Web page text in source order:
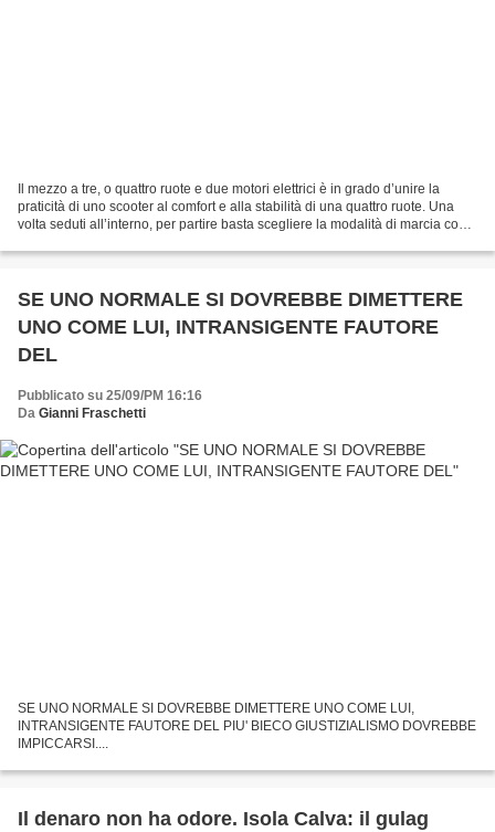
Il mezzo a tre, o quattro ruote e due motori elettrici è in grado d’unire la
praticità di uno scooter al comfort e alla stabilità di una quattro ruote. Una
volta seduti all’interno, per partire basta scegliere la modalità di marcia con
SE UNO NORMALE SI DOVREBBE DIMETTERE
UNO COME LUI, INTRANSIGENTE FAUTORE
DEL
Pubblicato su 25/09/PM 16:16
Da Gianni Fraschetti
SE UNO NORMALE SI DOVREBBE DIMETTERE UNO COME LUI,
INTRANSIGENTE FAUTORE DEL PIU' BIECO GIUSTIZIALISMO DOVREBBE
IMPICCARSI....
Il denaro non ha odore. Isola Calva: il gulag